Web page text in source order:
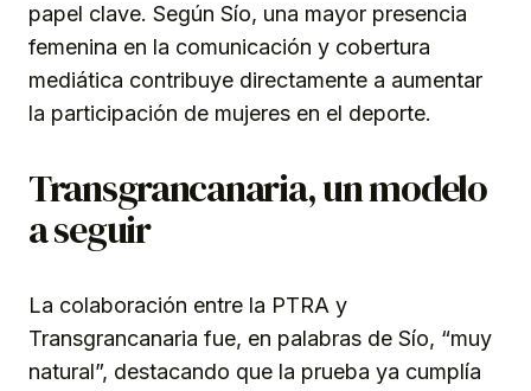
papel clave. Según Sío, una mayor presencia
femenina en la comunicación y cobertura
mediática contribuye directamente a aumentar
la participación de mujeres en el deporte.
Transgrancanaria, un modelo
a seguir
La colaboración entre la PTRA y
Transgrancanaria fue, en palabras de Sío, “muy
natural”, destacando que la prueba ya cumplía